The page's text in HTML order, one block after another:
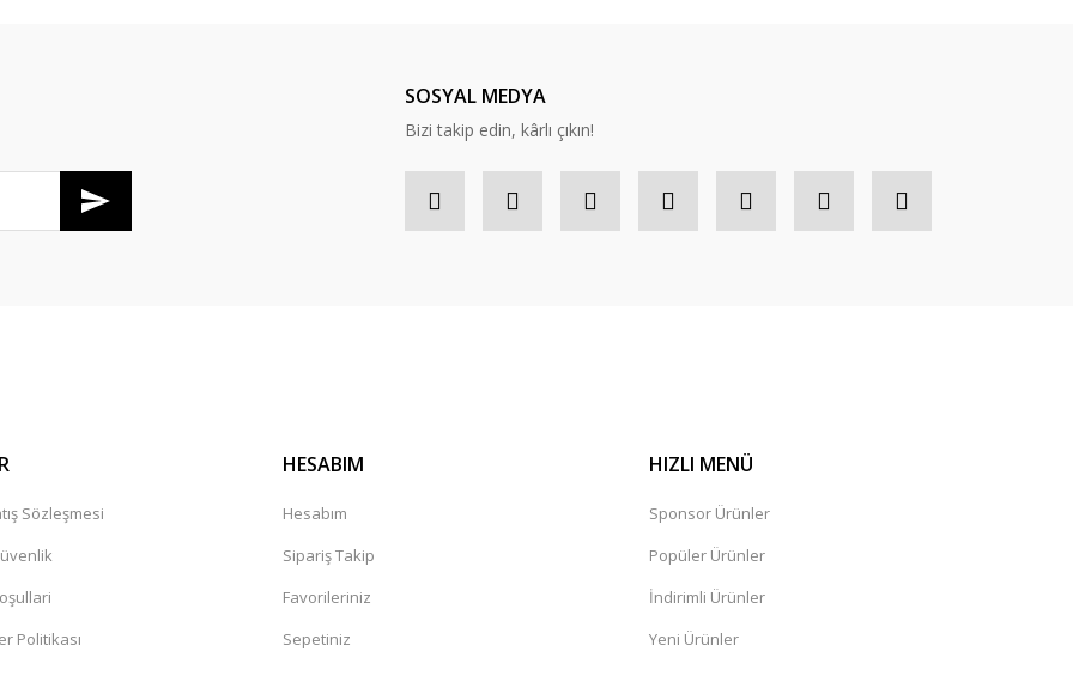
SOSYAL MEDYA
Bizi takip edin, kârlı çıkın!
Sözleşmesi
Politikası
HESABIM
Hesabım
Sipariş Takip
Favorileriniz
Sepetiniz
HIZLI MENÜ
Sponsor Ürünler
Popüler Ürünler
İndirimli Ürünler
Yeni Ürünler